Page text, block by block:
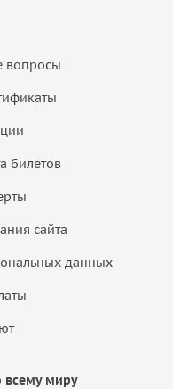
вопросы
билетов
сайта
данных
всему миру